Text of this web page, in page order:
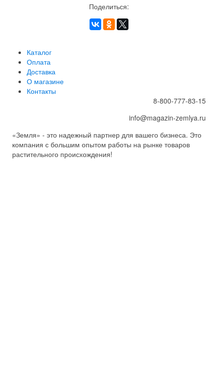
Поделиться:
Каталог
Оплата
Доставка
О магазине
Контакты
8-800-777-83-15
info@magazin-zemlya.ru
«Земля» - это надежный партнер для вашего бизнеса. Это
компания с большим опытом работы на рынке товаров
растительного происхождения!